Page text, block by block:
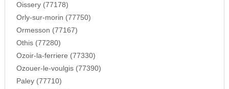
Oissery (77178)
Orly-sur-morin (77750)
Ormesson (77167)
Othis (77280)
Ozoir-la-ferriere (77330)
Ozouer-le-voulgis (77390)
Paley (77710)